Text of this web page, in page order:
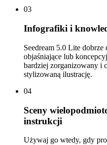
03
Infografiki i
Seedream 5.0 Lite dobrze
objaśniające lub
bardziej zorganizowany i
stylizowaną ilustrację.
04
Sceny
instrukcji
Używaj go wtedy, gdy